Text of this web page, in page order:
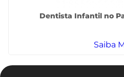
Dentista Infantil no
Saiba